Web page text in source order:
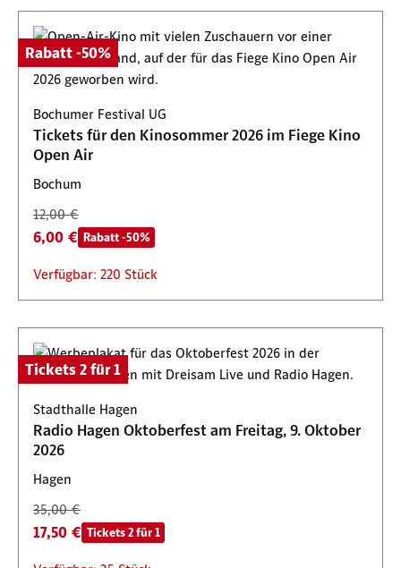
Rabatt -50%
Bochumer Festival UG
Tickets für den Kinosommer 2026 im Fiege Kino
Open Air
Bochum
12,00 €
6,00 € Rabatt -50%
Verfügbar: 220 Stück
Tickets 2 für 1
Stadthalle Hagen
Radio Hagen Oktoberfest am Freitag, 9. Oktober
2026
Hagen
35,00 €
17,50 € Tickets 2 für 1